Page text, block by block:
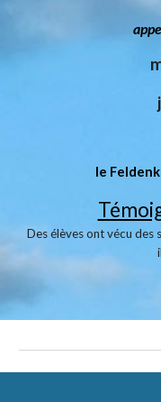
le
Des élèves ont